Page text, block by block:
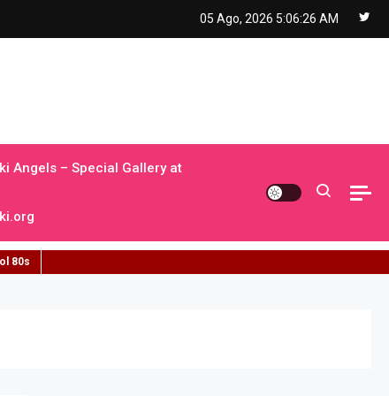
05 Ago, 2026 5:06:27 AM
Angels – Special Gallery at
80s